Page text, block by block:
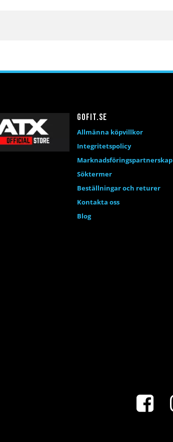
Gofit.se
Allmänna köpvillkor
Integritetspolicy
Marknadsföringspartnerskap
Söktermer
Beställningar och returer
Kontakta oss
Blog